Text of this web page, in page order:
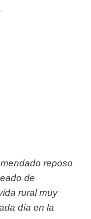
reposo
de
rural muy
día en la